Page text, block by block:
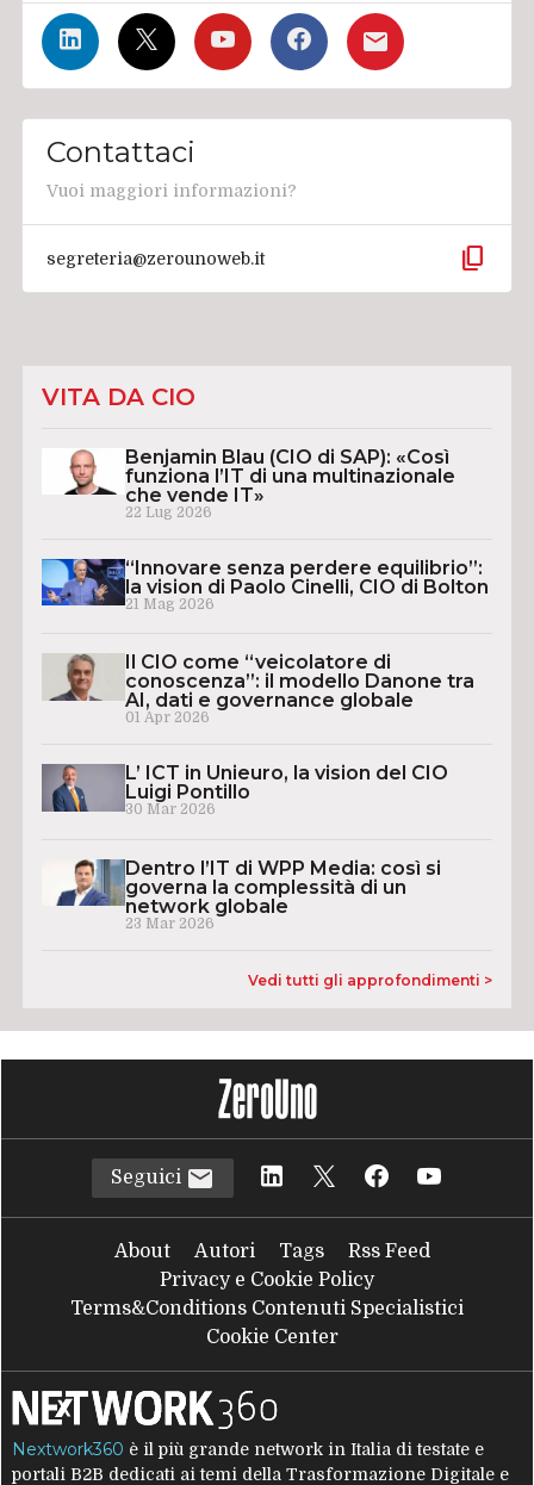
Contattaci
Vuoi maggiori informazioni?
segreteria@zerounoweb.it content_copy
VITA DA CIO
Benjamin Blau (CIO di SAP): «Così
funziona l’IT di una multinazionale
che vende IT»
22 Lug 2026
“Innovare senza perdere equilibrio”:
la vision di Paolo Cinelli, CIO di Bolton
21 Mag 2026
Il CIO come “veicolatore di
conoscenza”: il modello Danone tra
AI, dati e governance globale
01 Apr 2026
L’ ICT in Unieuro, la vision del CIO
Luigi Pontillo
30 Mar 2026
Dentro l’IT di WPP Media: così si
governa la complessità di un
network globale
23 Mar 2026
Vedi tutti gli approfondimenti >
Seguici
About Autori Tags
Rss Feed
Privacy e Cookie Policy
Terms&Conditions Contenuti Specialistici
Cookie Center
Nextwork360 è il più grande network in Italia di testate e
portali B2B dedicati ai temi della Trasformazione Digitale e